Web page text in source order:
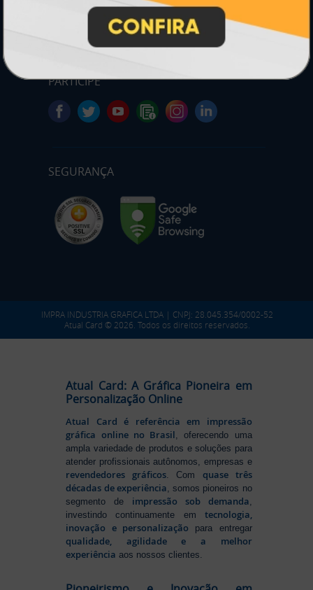
* Pagamento com cartão de crédito terá valor adicional.
** Pagamentos a prazo poderão ter acréscimo.
*** Nota fiscal sujeita a emissão de acordo com prestador de
serviço, conforme legislação pertinente.
PARTICIPE
SEGURANÇA
IMPRA INDUSTRIA GRAFICA LTDA | CNPJ: 28.045.354/0002-52
Atual Card © 2026. Todos os direitos reservados.
Atual Card: A Gráfica Pioneira em
Personalização Online
Atual Card é referência em impressão
gráfica online no Brasil, oferecendo uma
ampla variedade de produtos e soluções para
atender profissionais autônomos, empresas e
revendedores gráficos. Comquase três
décadas de experiência, somos pioneiros no
segmento de impressão sob demanda,
investindo continuamente em tecnologia,
inovação e personalização para entregar
qualidade, agilidade e a melhor
experiência aos nossos clientes.